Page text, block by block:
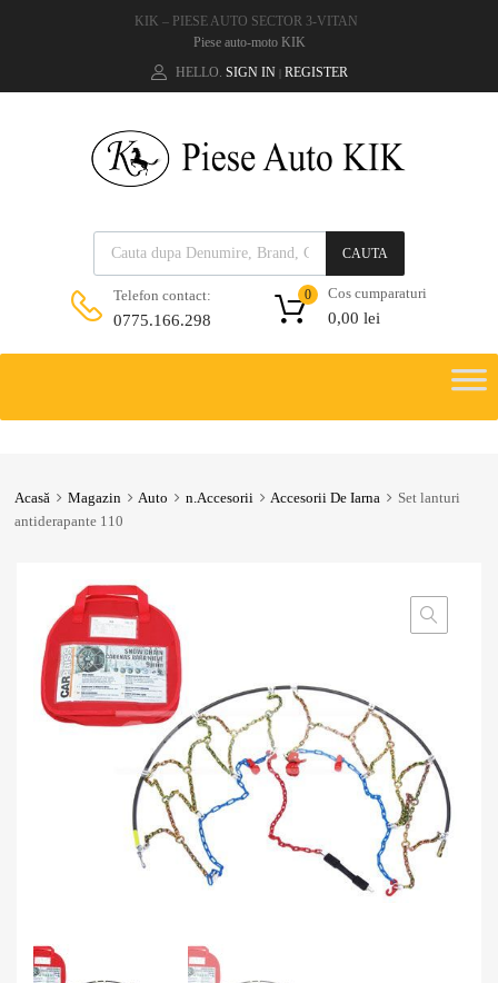
KIK – PIESE AUTO SECTOR 3-VITAN
Piese auto-moto KIK
HELLO. SIGN IN | REGISTER
CAUTA
Telefon contact:
0775.166.298
Cos cumparaturi
0,00 lei
0
Acasă Magazin Auto n.Accesorii Accesorii De Iarna
Set lanturi
antiderapante 110